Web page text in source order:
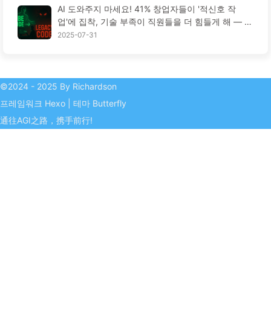
AI 도와주지 마세요! 41% 창업자들이 '적신호 작
업'에 집착, 기술 부족이 직원들을 더 힘들게 해 — 천
천히 배우는 AI163
2025-07-31
©2024 - 2025 By Richardson
프레임워크 Hexo 테마 Butterfly
通往AGI之路，携手前行!